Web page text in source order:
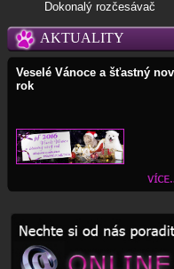
Dokonalý rozčesávač
AKTUALITY
Veselé Vánoce a šťastný
rok